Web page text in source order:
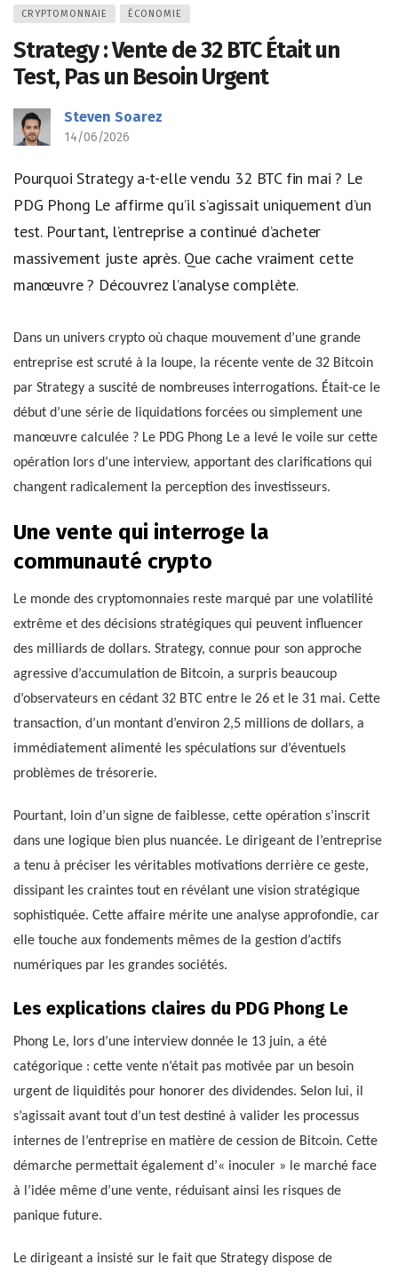
CRYPTOMONNAIE ÉCONOMIE
Strategy : Vente de 32 BTC Était un
Test, Pas un Besoin Urgent
Steven Soarez
14/06/2026
Pourquoi Strategy a-t-elle vendu 32 BTC fin mai ? Le
PDG Phong Le affirme qu’il s’agissait uniquement d’un
test. Pourtant, l’entreprise a continué d’acheter
massivement juste après. Que cache vraiment cette
manœuvre ? Découvrez l’analyse complète.
Dans un univers crypto où chaque mouvement d’une grande
entreprise est scruté à la loupe, la récente vente de 32 Bitcoin
par Strategy a suscité de nombreuses interrogations. Était-ce le
début d’une série de liquidations forcées ou simplement une
manœuvre calculée ? Le PDG Phong Le a levé le voile sur cette
opération lors d’une interview, apportant des clarifications qui
changent radicalement la perception des investisseurs.
Une vente qui interroge la
communauté crypto
Le monde des cryptomonnaies reste marqué par une volatilité
extrême et des décisions stratégiques qui peuvent influencer
des milliards de dollars. Strategy, connue pour son approche
agressive d’accumulation de Bitcoin, a surpris beaucoup
d’observateurs en cédant 32 BTC entre le 26 et le 31 mai. Cette
transaction, d’un montant d’environ 2,5 millions de dollars, a
immédiatement alimenté les spéculations sur d’éventuels
problèmes de trésorerie.
Pourtant, loin d’un signe de faiblesse, cette opération s’inscrit
dans une logique bien plus nuancée. Le dirigeant de l’entreprise
a tenu à préciser les véritables motivations derrière ce geste,
dissipant les craintes tout en révélant une vision stratégique
sophistiquée. Cette affaire mérite une analyse approfondie, car
elle touche aux fondements mêmes de la gestion d’actifs
numériques par les grandes sociétés.
Les explications claires du PDG Phong Le
Phong Le, lors d’une interview donnée le 13 juin, a été
catégorique : cette vente n’était pas motivée par un besoin
urgent de liquidités pour honorer des dividendes. Selon lui, il
s’agissait avant tout d’un test destiné à valider les processus
internes de l’entreprise en matière de cession de Bitcoin. Cette
démarche permettait également d’« inoculer » le marché face
à l’idée même d’une vente, réduisant ainsi les risques de
panique future.
Le dirigeant a insisté sur le fait que Strategy dispose de